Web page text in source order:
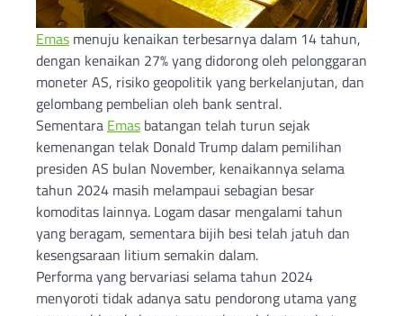
Emas menuju kenaikan terbesarnya dalam 14 tahun,
dengan kenaikan 27% yang didorong oleh pelonggaran
moneter AS, risiko geopolitik yang berkelanjutan, dan
gelombang pembelian oleh bank sentral.
Sementara Emas batangan telah turun sejak
kemenangan telak Donald Trump dalam pemilihan
presiden AS bulan November, kenaikannya selama
tahun 2024 masih melampaui sebagian besar
komoditas lainnya. Logam dasar mengalami tahun
yang beragam, sementara bijih besi telah jatuh dan
kesengsaraan litium semakin dalam.
Performa yang bervariasi selama tahun 2024
menyoroti tidak adanya satu pendorong utama yang